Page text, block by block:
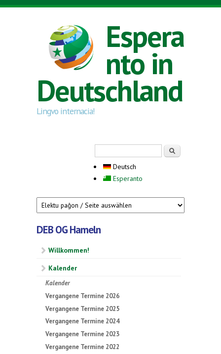
Direkt zum Inhalt
Espera
nto in
Deutschland
Lingvo internacia!
Deutsch
Esperanto
DEB OG Hameln
Willkommen!
Kalender
Kalender
Vergangene Termine 2026
Vergangene Termine 2025
Vergangene Termine 2024
Vergangene Termine 2023
Vergangene Termine 2022